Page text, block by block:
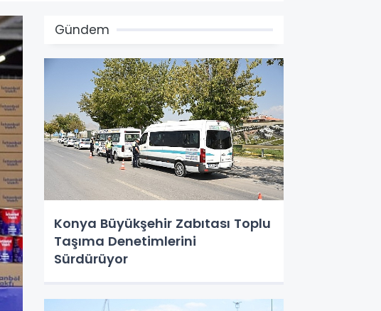
Gündem
Konya Büyükşehir Zabıtası Toplu
Taşıma Denetimlerini
Sürdürüyor